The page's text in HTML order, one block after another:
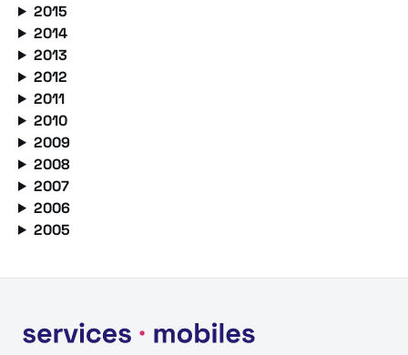
2015
2014
2013
2012
2011
2010
2009
2008
2007
2006
2005